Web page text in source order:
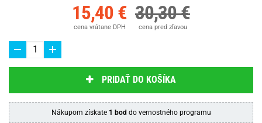
15,40 €
cena vrátane DPH
30,30 €
cena pred zľavou
PRIDAŤ DO KOŠÍKA
Nákupom získate 1 bod do vernostného programu